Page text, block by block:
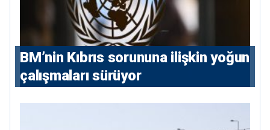
BM’nin Kıbrıs sorununa ilişkin yoğun
çalışmaları sürüyor